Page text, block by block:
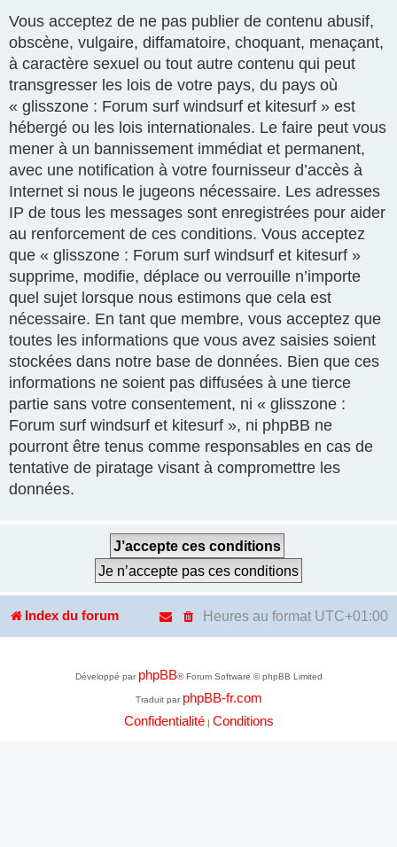
Vous acceptez de ne pas publier de contenu abusif,
obscène, vulgaire, diffamatoire, choquant, menaçant,
à caractère sexuel ou tout autre contenu qui peut
transgresser les lois de votre pays, du pays où
« glisszone : Forum surf windsurf et kitesurf » est
hébergé ou les lois internationales. Le faire peut vous
mener à un bannissement immédiat et permanent,
avec une notification à votre fournisseur d’accès à
Internet si nous le jugeons nécessaire. Les adresses
IP de tous les messages sont enregistrées pour aider
au renforcement de ces conditions. Vous acceptez
que « glisszone : Forum surf windsurf et kitesurf »
supprime, modifie, déplace ou verrouille n’importe
quel sujet lorsque nous estimons que cela est
nécessaire. En tant que membre, vous acceptez que
toutes les informations que vous avez saisies soient
stockées dans notre base de données. Bien que ces
informations ne soient pas diffusées à une tierce
partie sans votre consentement, ni « glisszone :
Forum surf windsurf et kitesurf », ni phpBB ne
pourront être tenus comme responsables en cas de
tentative de piratage visant à compromettre les
données.
Index du forum Heures au format UTC+01:00
Développé par phpBB® Forum Software © phpBB Limited
Traduit par phpBB-fr.com
Confidentialité| Conditions